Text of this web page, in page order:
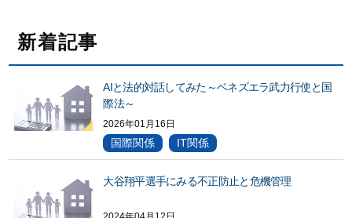
新着記事
AIと法的対話してみた～ベネズエラ武力行使と国
際法～
2026年01月16日
国際関係 IT関係
大谷翔平選手にみる不正防止と危機管理